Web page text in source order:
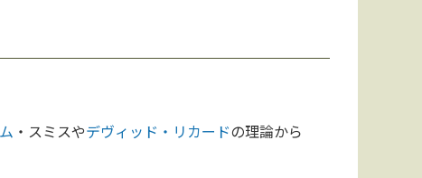
・スミスやデヴィッド・リカードの理論から